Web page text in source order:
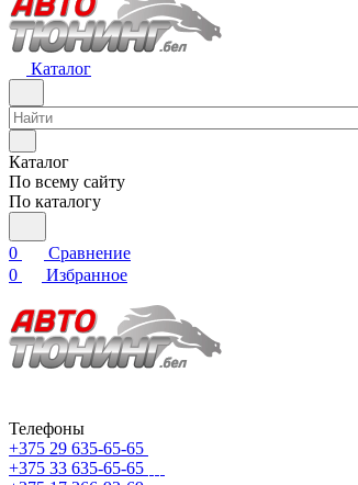
Каталог
Каталог
По всему сайту
По каталогу
0
Сравнение
0
Избранное
Телефоны
+375 29 635-65-65
+375 33 635-65-65